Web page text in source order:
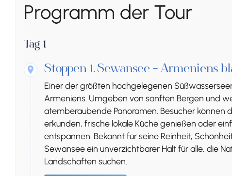
Programm der Tour
Tag 1
Stoppen 1.Sewansee – Armeniens
Einer der größten hochgelegenen
Armeniens. Umgeben von sanften Bergen und
atemberaubende Panoramen. Besucher können
erkunden, frische lokale Küche genießen oder
entspannen. Bekannt für seine Reinheit,
Sewansee ein unverzichtbarer Halt für alle, die
Landschaften suchen.